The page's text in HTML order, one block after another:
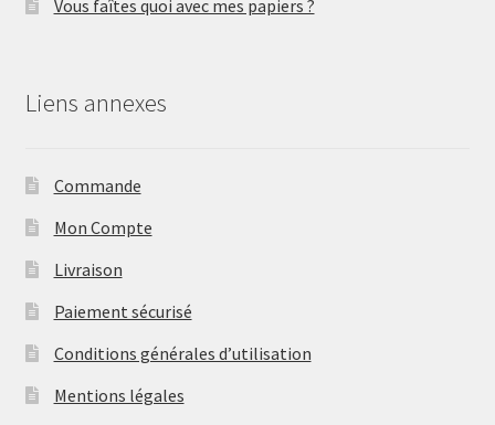
Vous faîtes quoi avec mes papiers ?
Liens annexes
Commande
Mon Compte
Livraison
Paiement sécurisé
Conditions générales d’utilisation
Mentions légales